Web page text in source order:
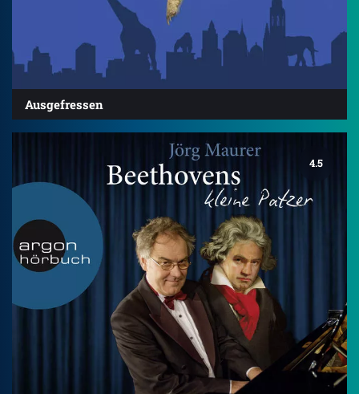
Ausgefressen
4.5